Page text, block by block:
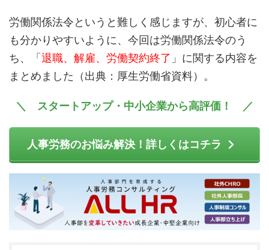
労働関係法令というと難しく感じますが、初心者に
も分かりやすいように、今回は労働関係法令のう
ち、「 退職、解雇、労働契約終了 」に関する内容を
まとめました（出典：厚生労働省資料）。
＼ スタートアップ・中小企業から高評価！ ／
人事労務のお悩み解決！詳しくはコチラ